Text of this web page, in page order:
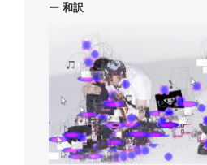
ー 和訳